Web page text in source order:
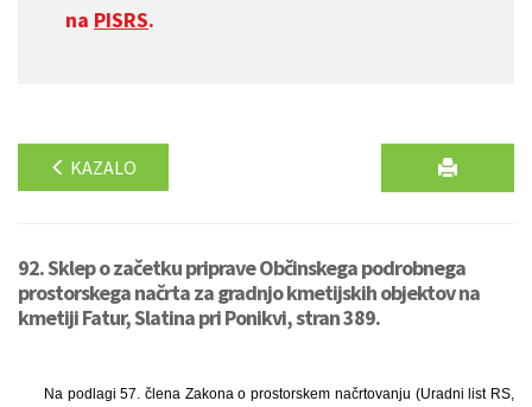
na PISRS.
KAZALO
92. Sklep o začetku priprave Občinskega podrobnega
prostorskega načrta za gradnjo kmetijskih objektov na
kmetiji Fatur, Slatina pri Ponikvi, stran 389.
Na podlagi 57. člena Zakona o prostorskem načrtovanju (Uradni list RS,